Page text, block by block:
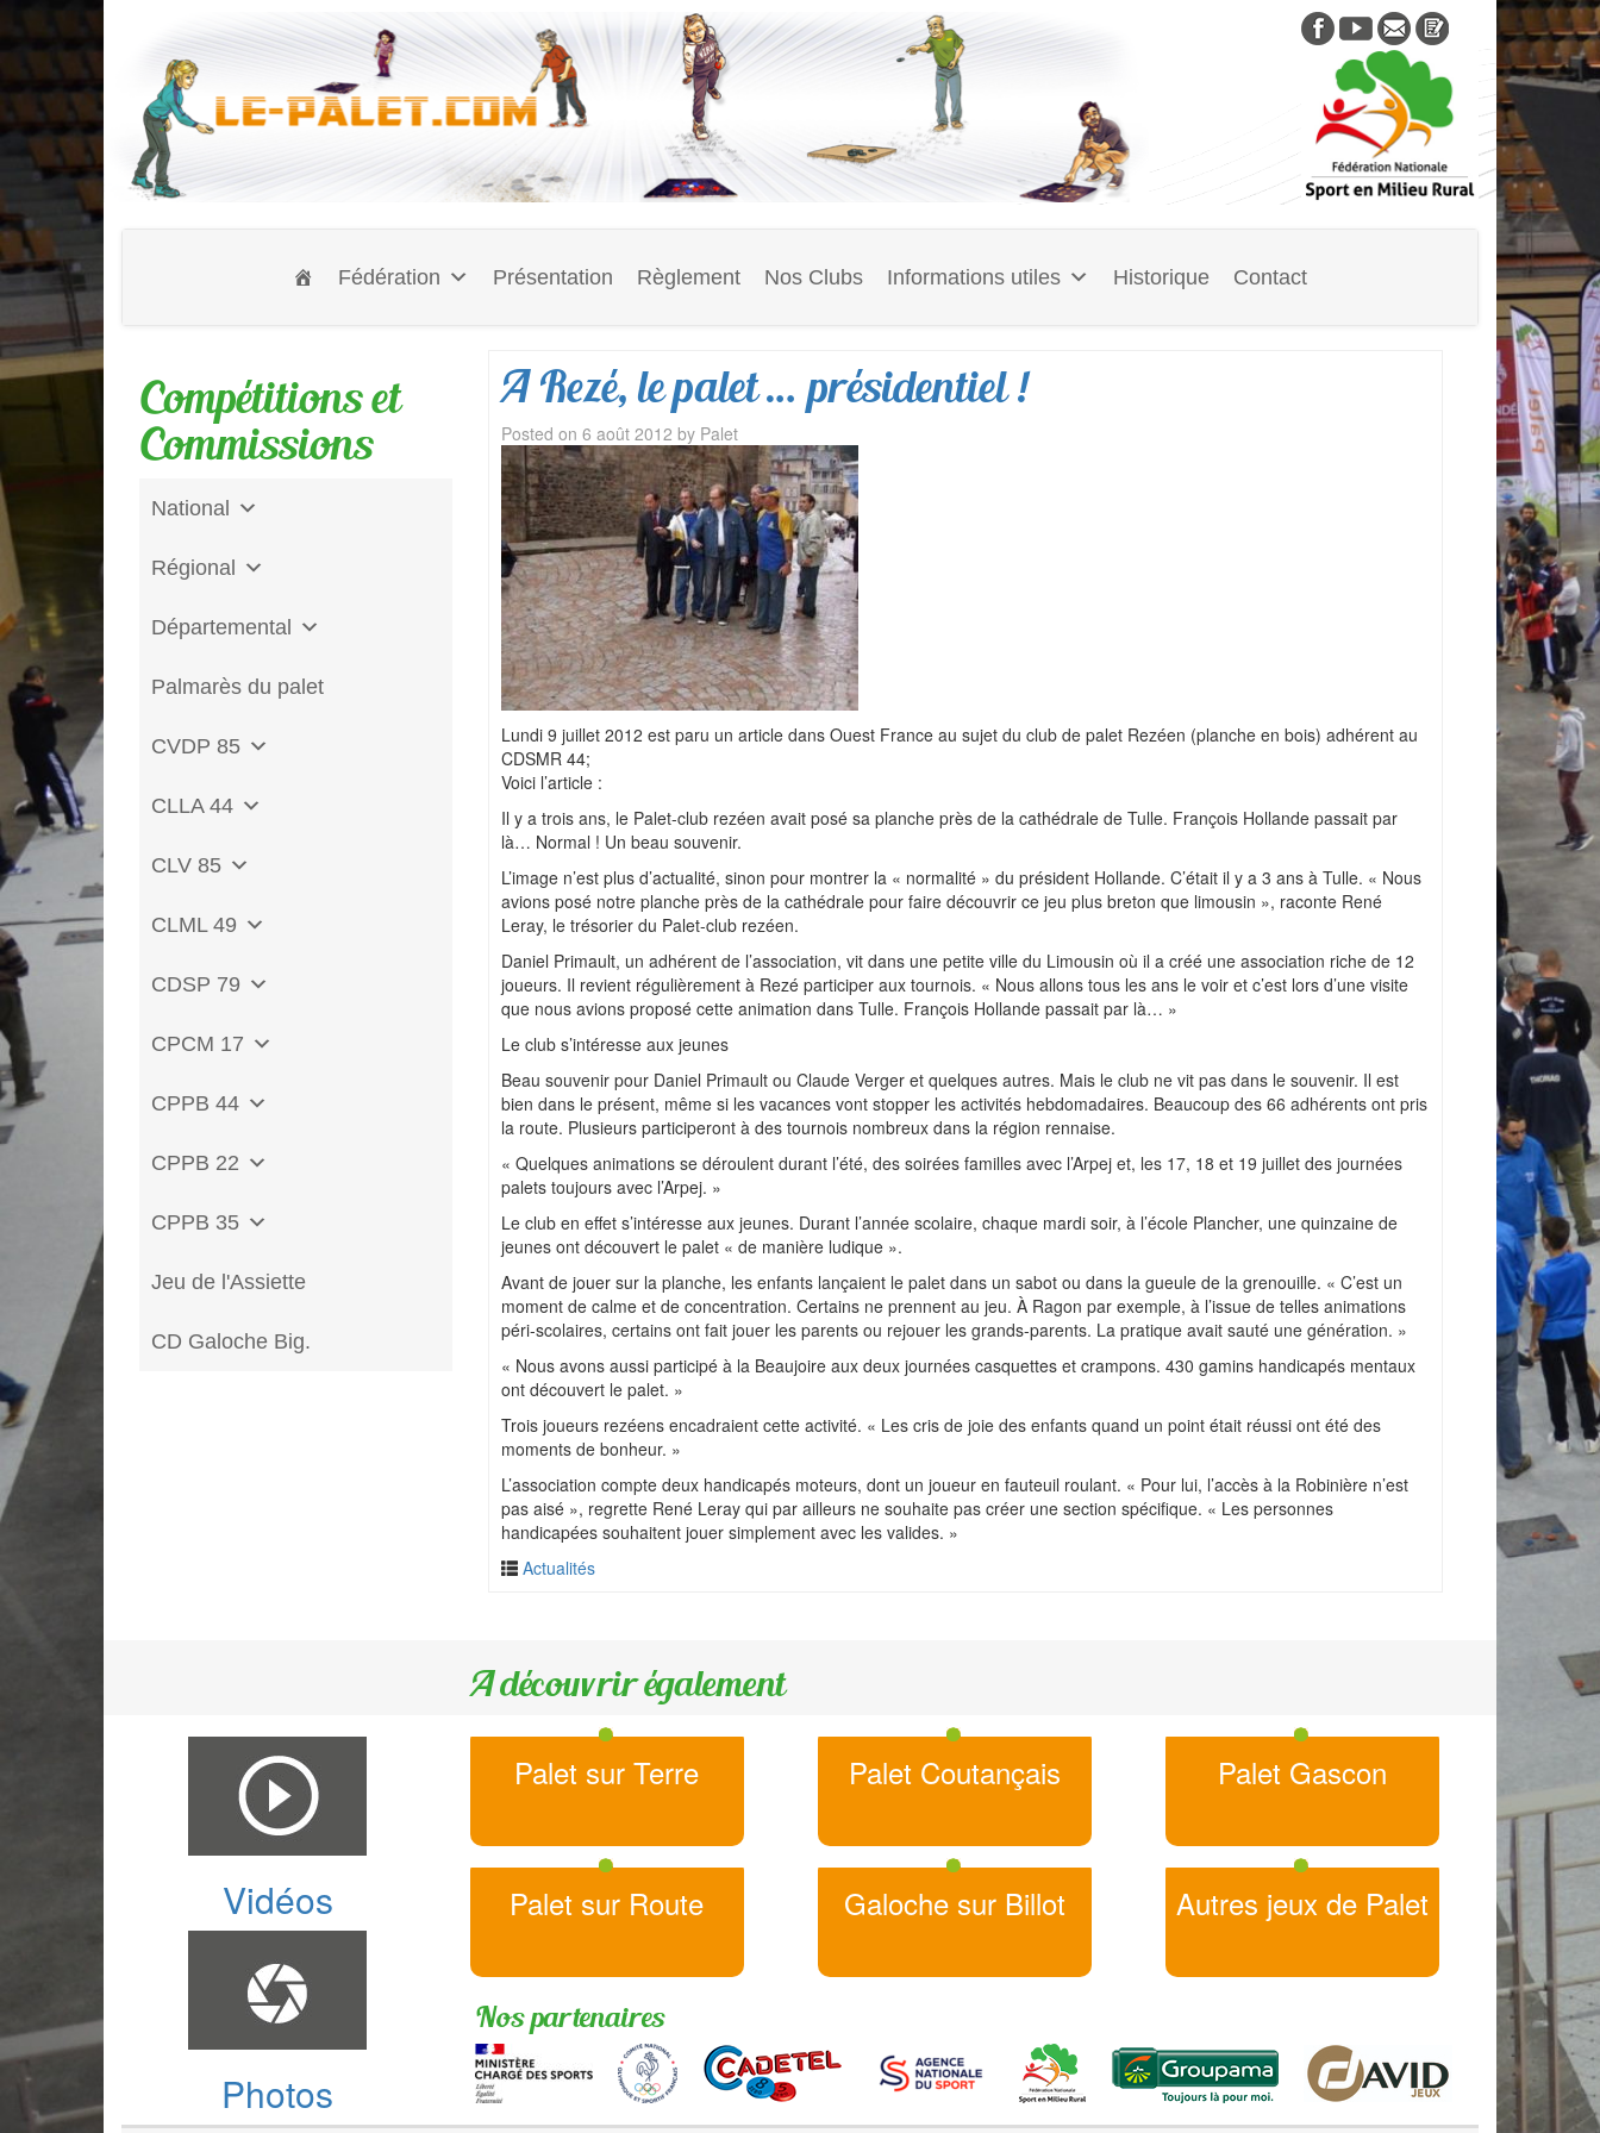
Fédération Présentation Règlement Nos Clubs Informations utiles Historique Contact
Compétitions et
Commissions
National
Régional
Départemental
Palmarès du palet
CVDP 85
CLLA 44
CLV 85
CLML 49
CDSP 79
CPCM 17
CPPB 44
CPPB 22
CPPB 35
Jeu de l'Assiette
CD Galoche Big.
A Rezé, le palet … présidentiel !
Posted on 6 août 2012 by Palet
Lundi 9 juillet 2012 est paru un article dans Ouest France au sujet du club de palet Rezéen (planche en bois) adhérent au
CDSMR 44;
Voici l’article :
Il y a trois ans, le Palet-club rezéen avait posé sa planche près de la cathédrale de Tulle. François Hollande passait par
là… Normal ! Un beau souvenir.
L’image n’est plus d’actualité, sinon pour montrer la « normalité » du président Hollande. C’était il y a 3 ans à Tulle. « Nous
avions posé notre planche près de la cathédrale pour faire découvrir ce jeu plus breton que limousin », raconte René
Leray, le trésorier du Palet-club rezéen.
Daniel Primault, un adhérent de l’association, vit dans une petite ville du Limousin où il a créé une association riche de 12
joueurs. Il revient régulièrement à Rezé participer aux tournois. « Nous allons tous les ans le voir et c’est lors d’une visite
que nous avions proposé cette animation dans Tulle. François Hollande passait par là… »
Le club s’intéresse aux jeunes
Beau souvenir pour Daniel Primault ou Claude Verger et quelques autres. Mais le club ne vit pas dans le souvenir. Il est
bien dans le présent, même si les vacances vont stopper les activités hebdomadaires. Beaucoup des 66 adhérents ont pris
la route. Plusieurs participeront à des tournois nombreux dans la région rennaise.
« Quelques animations se déroulent durant l’été, des soirées familles avec l’Arpej et, les 17, 18 et 19 juillet des journées
palets toujours avec l’Arpej. »
Le club en effet s’intéresse aux jeunes. Durant l’année scolaire, chaque mardi soir, à l’école Plancher, une quinzaine de
jeunes ont découvert le palet « de manière ludique ».
Avant de jouer sur la planche, les enfants lançaient le palet dans un sabot ou dans la gueule de la grenouille. « C’est un
moment de calme et de concentration. Certains ne prennent au jeu. À Ragon par exemple, à l’issue de telles animations
péri-scolaires, certains ont fait jouer les parents ou rejouer les grands-parents. La pratique avait sauté une génération. »
« Nous avons aussi participé à la Beaujoire aux deux journées casquettes et crampons. 430 gamins handicapés mentaux
ont découvert le palet. »
Trois joueurs rezéens encadraient cette activité. « Les cris de joie des enfants quand un point était réussi ont été des
moments de bonheur. »
L’association compte deux handicapés moteurs, dont un joueur en fauteuil roulant. « Pour lui, l’accès à la Robinière n’est
pas aisé », regrette René Leray qui par ailleurs ne souhaite pas créer une section spécifique. « Les personnes
handicapées souhaitent jouer simplement avec les valides. »
Actualités
A découvrir également
Vidéos
Photos
Palet sur Terre
Palet sur Route
Palet Coutançais
Galoche sur Billot
Palet Gascon
Autres jeux de Palet
Nos partenaires